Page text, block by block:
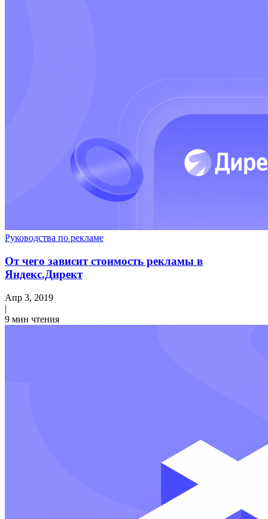
Руководства по рекламе
От чего зависит стоимость рекламы в
Яндекс.Директ
Апр 3, 2019
|
9 мин чтения